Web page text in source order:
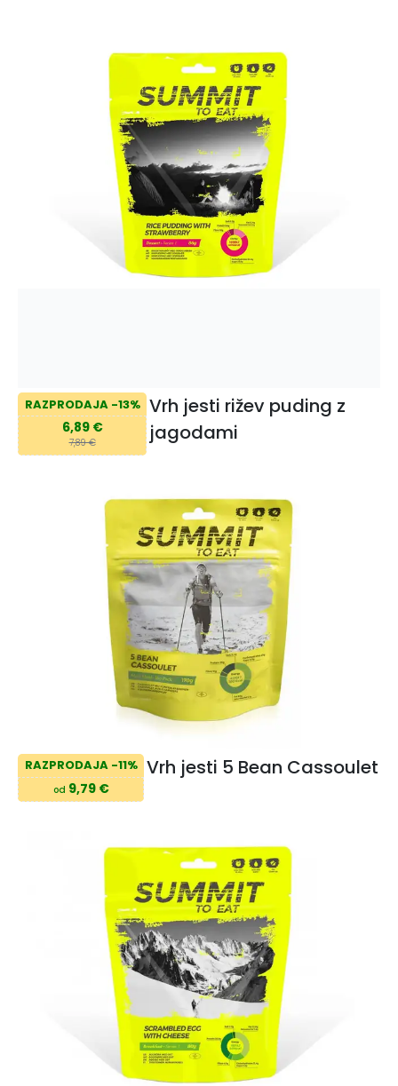
RAZPRODAJA -13%
6,89 €
7,89 €
Vrh jesti rižev puding z
jagodami
RAZPRODAJA -11%
od 9,79 €
Vrh jesti 5 Bean Cassoulet